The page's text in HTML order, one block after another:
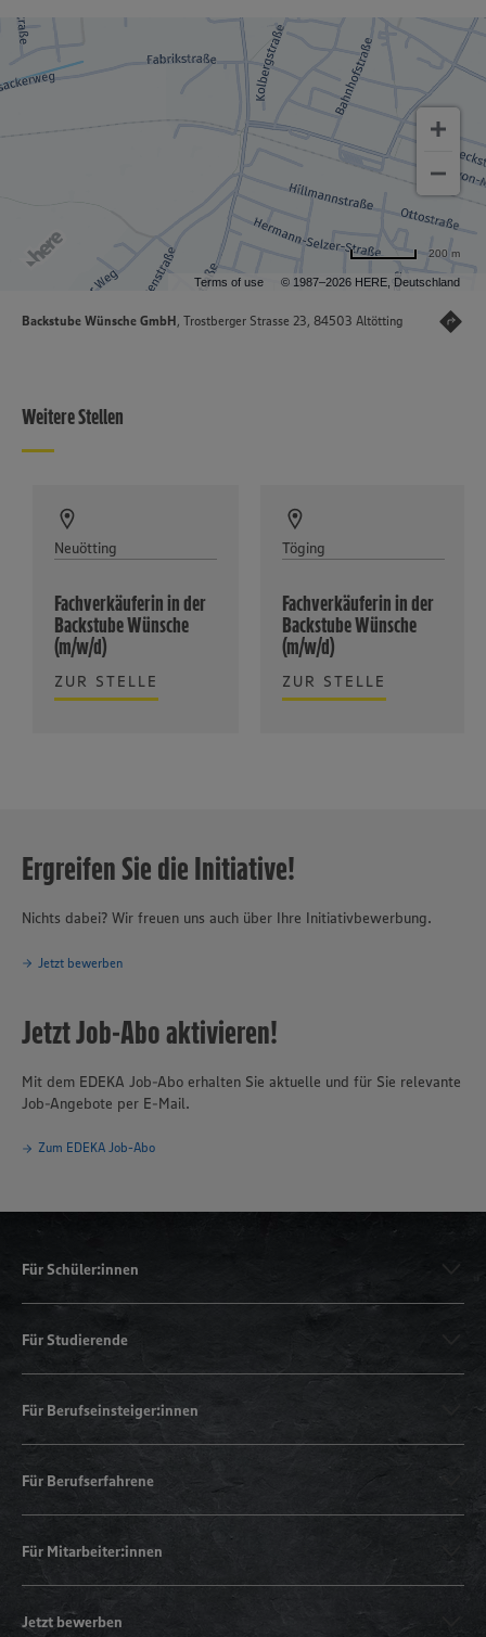
Terms of use © 1987–2026 HERE, Deutschland
200 m
Backstube Wünsche GmbH, Trostberger Strasse 23, 84503 Altötting
Weitere Stellen
Neuötting
Fachverkäuferin in der
Backstube Wünsche
(m/w/d)
ZUR STELLE
Töging
Fachverkäuferin in der
Backstube Wünsche
(m/w/d)
ZUR STELLE
Ergreifen Sie die Initiative!
Nichts dabei? Wir freuen uns auch über Ihre Initiativbewerbung.
Jetzt bewerben
Jetzt Job-Abo aktivieren!
Mit dem EDEKA Job-Abo erhalten Sie aktuelle und für Sie relevante
Job-Angebote per E-Mail.
Zum EDEKA Job-Abo
Für Schüler:innen
Für Studierende
Für Berufseinsteiger:innen
Für Berufserfahrene
Für Mitarbeiter:innen
Jetzt bewerben